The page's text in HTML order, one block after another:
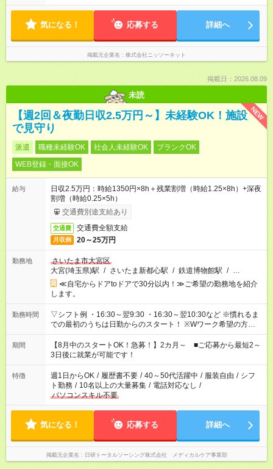
気になる！ 応募する 詳細へ
掲載元企業名 株式会社ニッソーネット
掲載日：2026.08.09
未読
NEW
【週2回＆夜勤日収2.5万円～】未経験OK！施設
で見守り
派遣 職種未経験OK 社会人未経験OK
ブランクOK
WEB登録・面接OK
給与
日収2.5万円：時給1350円×8h＋残業割増（時給1.25×8h）+深夜
割増（時給0.25×5h）
交通費別途支給あり
交通費 交通費全額支給
月収例 20～25万円
勤務地
さいたま市大宮区
大宮(埼玉県)駅 / さいたま新都心駅 / 鉄道博物館駅 / …
≪自宅からドアtoドアで30分以内！≫ご希望の勤務地を紹介
します。
勤務時間
▽シフト例 ・16:30～翌9:30 ・16:30～翌10:30など ※慣れるま
での最初のうちは日勤からのスタート！ ※Wワーク希望の方へ
今ご覧のお仕事で希望する勤務時間と、もう1つのお仕事の勤務
時間。 合計で週40時間を超える場合は応募できません。
期間
【8月中のスタートOK！急募！】2カ月～ ■ご応募から最短2～
3日後に就業が可能です！
特徴 週1日からOK / 履歴書不要 / 40～50代活躍中 / 服装自由 / シフ
ト勤務 / 10名以上の大量募集 / 電話対応なし /
パソコンスキル不要
気になる！ 応募する 詳細へ
掲載元企業名 日研トータルソーシング株式会社 メディカルケア事業部